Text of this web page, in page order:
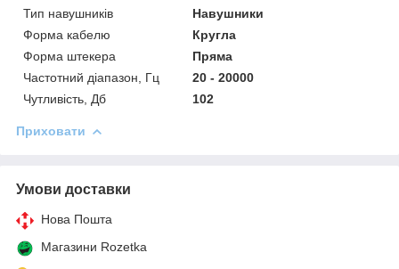
Тип навушників
Навушники
Форма кабелю
Кругла
Форма штекера
Пряма
Частотний діапазон, Гц
20 - 20000
Чутливість, Дб
102
Приховати
Умови доставки
Нова Пошта
Магазини Rozetka